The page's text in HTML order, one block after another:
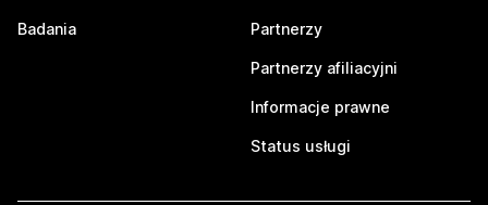
Badania Partnerzy
Partnerzy afiliacyjni
Informacje prawne
Status usługi